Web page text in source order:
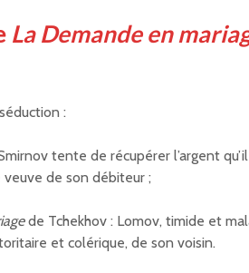
La Demande en
:
tente de récupérer l’argent
de son débiteur ;
de Tchekhov : Lomov, timide et
et colérique, de son voisin.